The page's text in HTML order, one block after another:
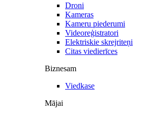
Droni
Kameras
Kameru piederumi
Videoreģistratori
Elektriskie skrejriteņi
Citas viedierīces
Biznesam
Viedkase
Mājai